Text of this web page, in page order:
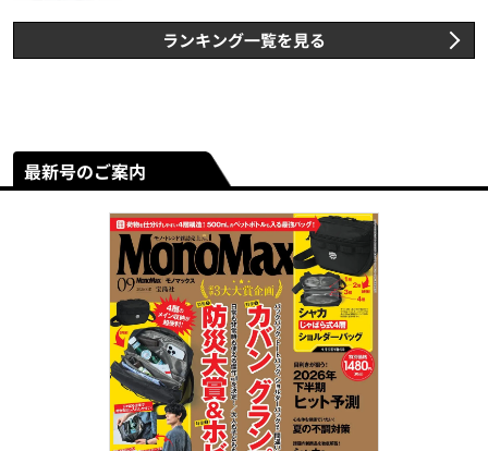
ランキング一覧を見る
最新号のご案内